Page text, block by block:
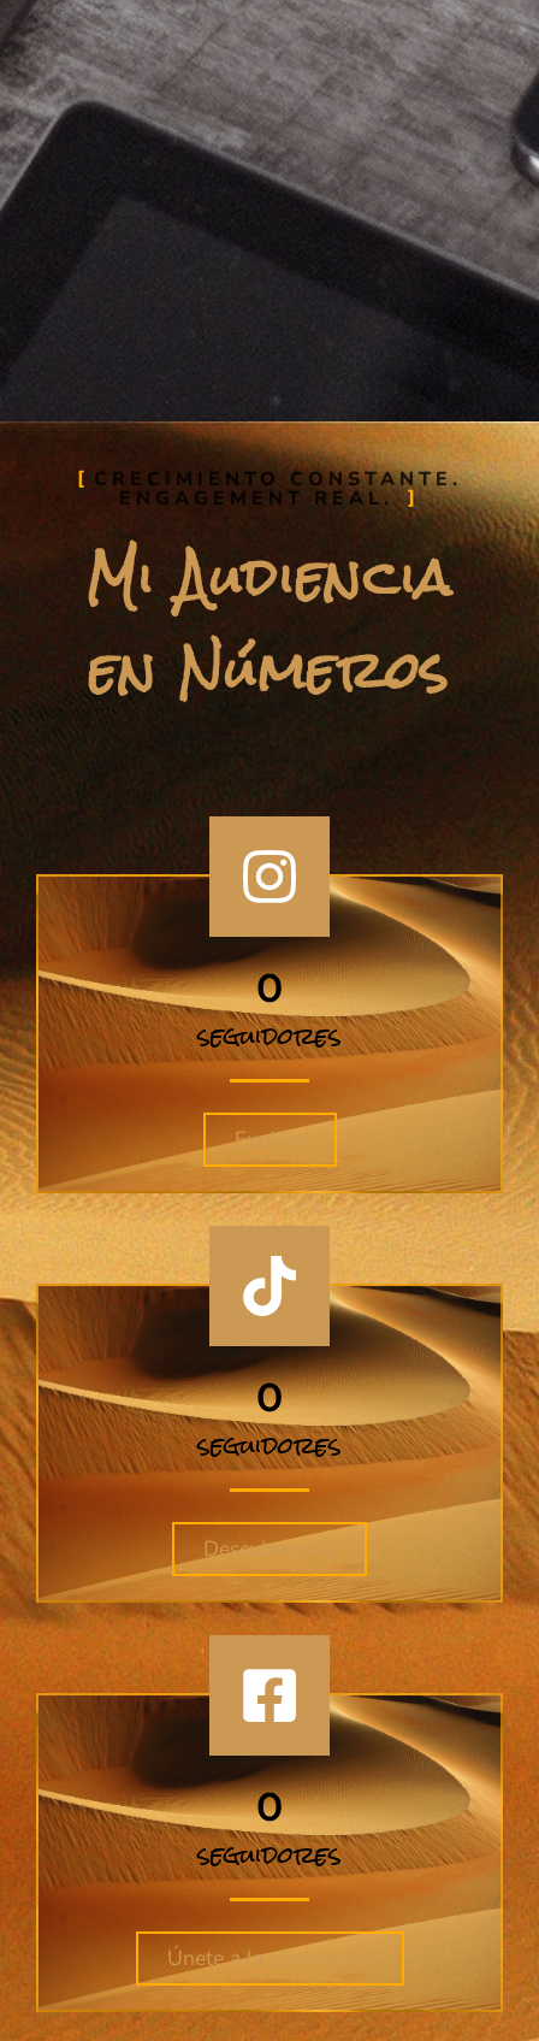
CRECIMIENTO CONSTANTE.
ENGAGEMENT REAL.
Mi Audiencia
en Números
seguidores
0
Explora
seguidores
0
Descubre más
seguidores
0
Únete a la comunidad